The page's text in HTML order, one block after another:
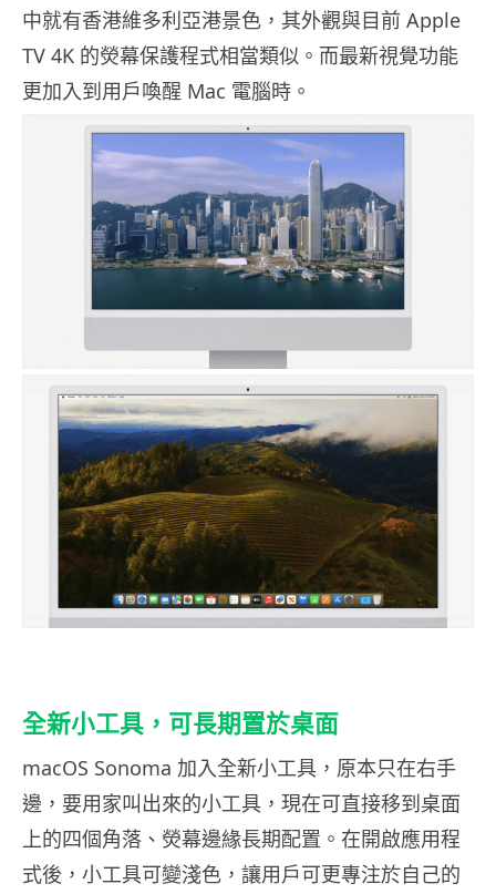
中就有香港維多利亞港景色，其外觀與目前 Apple
TV 4K 的熒幕保護程式相當類似。而最新視覺功能
更加入到用戶喚醒 Mac 電腦時。
全新小工具，可長期置於桌面
macOS Sonoma 加入全新小工具，原本只在右手
邊，要用家叫出來的小工具，現在可直接移到桌面
上的四個角落、熒幕邊緣長期配置。在開啟應用程
式後，小工具可變淺色，讓用戶可更專注於自己的